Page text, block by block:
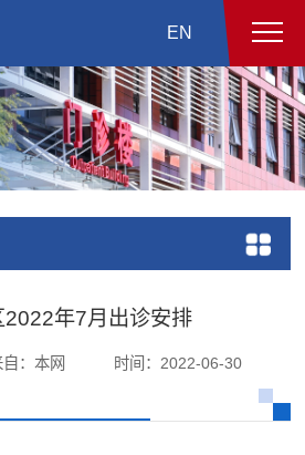
EN
2022年7月出诊安排
自：本网
时间：2022-06-30